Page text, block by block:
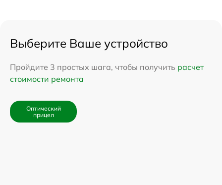
Выберите Ваше устройство
Пройдите 3 простых шага, чтобы получить расчет
стоимости ремонта
Оптический
прицел